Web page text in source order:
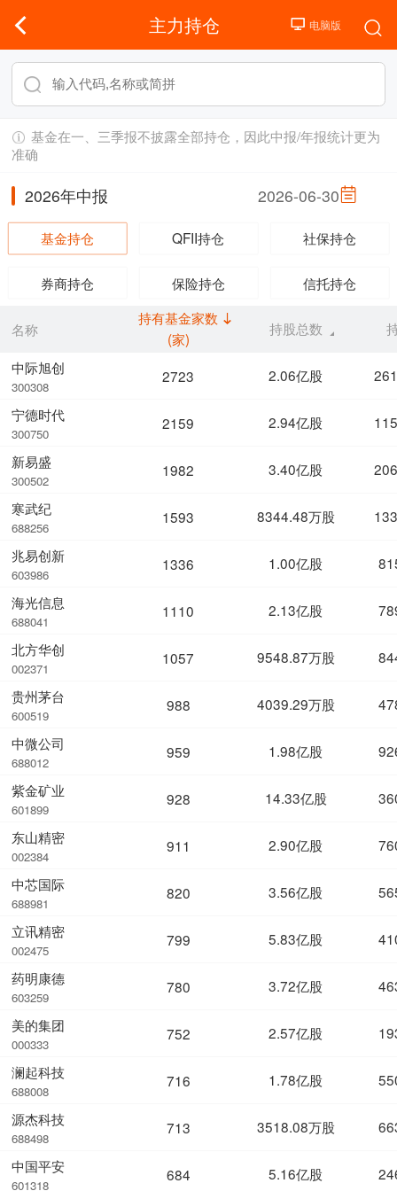
主力持仓
基金在一、三季报不披露全部持仓，因此中报/年报统计更为
准确
2026年中报 2026-06-30
基金持仓 QFII持仓 社保持仓
券商持仓 保险持仓 信托持仓
名称
中际旭创
300308
宁德时代
300750
新易盛
300502
寒武纪
688256
兆易创新
603986
海光信息
688041
北方华创
002371
贵州茅台
600519
中微公司
688012
紫金矿业
601899
东山精密
002384
中芯国际
688981
立讯精密
002475
药明康德
603259
美的集团
000333
澜起科技
688008
源杰科技
688498
中国平安
601318
持有基金家数
(家)
持股总数
2723 2.06亿股
2159 2.94亿股
1982 3.40亿股
1593 8344.48万股
1336 1.00亿股
1110 2.13亿股
1057 9548.87万股
988 4039.29万股
959 1.98亿股
928 14.33亿股
911 2.90亿股
820 3.56亿股
799 5.83亿股
780 3.72亿股
752 2.57亿股
716 1.78亿股
713 3518.08万股
684 5.16亿股